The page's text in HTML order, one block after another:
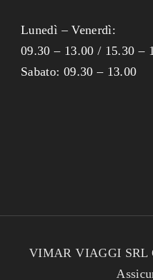
Lunedì – Venerdì:
09.30 – 13.00 / 15.30 –
Sabato: 09.30 – 13.00
VIMAR VIAGGI SRL